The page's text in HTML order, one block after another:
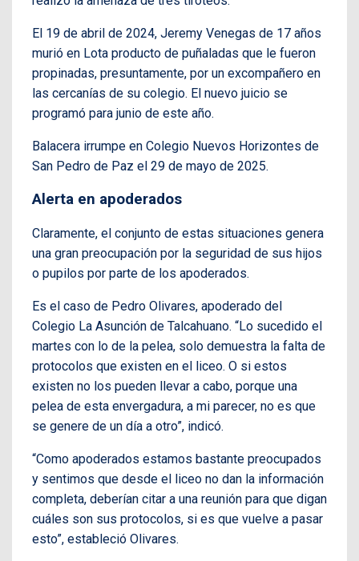
El 19 de abril de 2024, Jeremy Venegas de 17 años
murió en Lota producto de puñaladas que le fueron
propinadas, presuntamente, por un excompañero en
las cercanías de su colegio. El nuevo juicio se
programó para junio de este año.
Balacera irrumpe en Colegio Nuevos Horizontes de
San Pedro de Paz el 29 de mayo de 2025.
Alerta en apoderados
Claramente, el conjunto de estas situaciones genera
una gran preocupación por la seguridad de sus hijos
o pupilos por parte de los apoderados.
Es el caso de Pedro Olivares, apoderado del
Colegio La Asunción de Talcahuano. “Lo sucedido el
martes con lo de la pelea, solo demuestra la falta de
protocolos que existen en el liceo. O si estos
existen no los pueden llevar a cabo, porque una
pelea de esta envergadura, a mi parecer, no es que
se genere de un día a otro”, indicó.
“Como apoderados estamos bastante preocupados
y sentimos que desde el liceo no dan la información
completa, deberían citar a una reunión para que digan
cuáles son sus protocolos, si es que vuelve a pasar
esto”, estableció Olivares.